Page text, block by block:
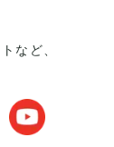
など、